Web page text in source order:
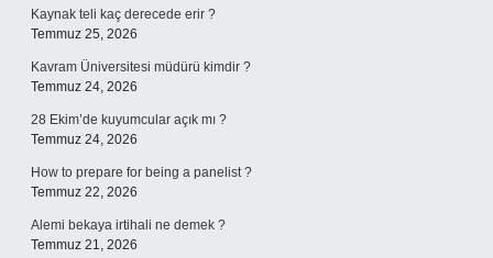
Kaynak teli kaç derecede erir ?
Temmuz 25, 2026
Kavram Üniversitesi müdürü kimdir ?
Temmuz 24, 2026
28 Ekim’de kuyumcular açık mı ?
Temmuz 24, 2026
How to prepare for being a panelist ?
Temmuz 22, 2026
Alemi bekaya irtihali ne demek ?
Temmuz 21, 2026